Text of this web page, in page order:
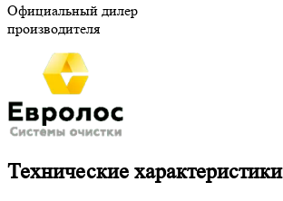
Официальный дилер
производителя
Технические характеристики